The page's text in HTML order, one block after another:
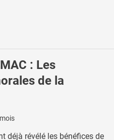
: Les
de la
déjà révélé les bénéfices de